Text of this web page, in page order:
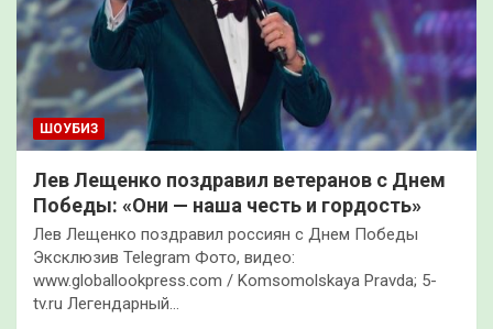
ШОУБИЗ
Лев Лещенко поздравил ветеранов с Днем
Победы: «Они — наша честь и гордость»
Лев Лещенко поздравил россиян с Днем Победы
Эксклюзив Telegram Фото, видео:
www.globallookpress.com / Komsomolskaya Pravda; 5-
tv.ru Легендарный…